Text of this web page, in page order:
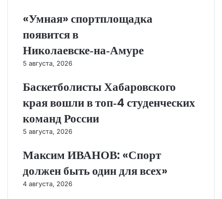
«Умная» спортплощадка
появится в
Николаевске‑на‑Амуре
5 августа, 2026
Баскетболисты Хабаровского
края вошли в топ‑4 студенческих
команд России
5 августа, 2026
Максим ИВАНОВ: «Спорт
должен быть один для всех»
4 августа, 2026